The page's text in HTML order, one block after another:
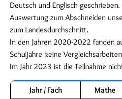
Deutsch und Englisch
Auswertung zum Abschneiden
zum Landesdurchschnitt.
In den Jahren 2020-2022 fanden
Schuljahre keine
Im Jahr 2023 ist die Teilnahme
Jahr / Fach Mathe